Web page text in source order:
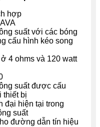
hợp
suất với các bóng
cấu hình kéo song
4 ohms và 120 watt
suất được cấu
thiết bị
đại hiện tại trong
suất
đường dẫn tín hiệu